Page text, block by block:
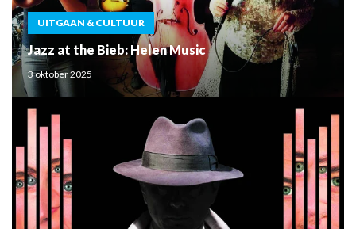
UITGAAN & CULTUUR
Jazz at the Bieb: Helen Music
3 oktober 2025